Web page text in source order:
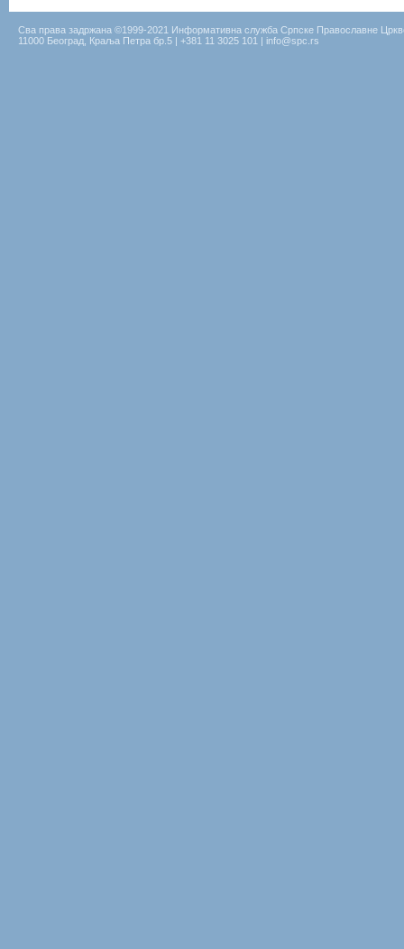
Сва права задржана ©1999-2021 Информативна служба Српске Православне
11000 Београд, Краља Петра бр.5 | +381 11 3025 101 | info@spc.rs